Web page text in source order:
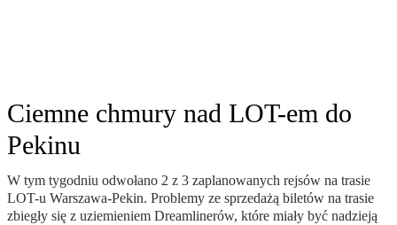
Ciemne chmury nad LOT-em do
Pekinu
W tym tygodniu odwołano 2 z 3 zaplanowanych rejsów na trasie
LOT-u Warszawa-Pekin. Problemy ze sprzedażą biletów na trasie
zbiegły się z uziemieniem Dreamlinerów, które miały być nadzieją